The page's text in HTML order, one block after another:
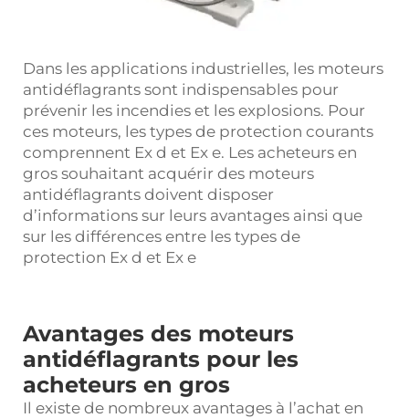
Dans les applications industrielles, les moteurs
antidéflagrants sont indispensables pour
prévenir les incendies et les explosions. Pour
ces moteurs, les types de protection courants
comprennent Ex d et Ex e. Les acheteurs en
gros souhaitant acquérir des moteurs
antidéflagrants doivent disposer
d’informations sur leurs avantages ainsi que
sur les différences entre les types de
protection Ex d et Ex e
Avantages des moteurs
antidéflagrants pour les
acheteurs en gros
Il existe de nombreux avantages à l’achat en